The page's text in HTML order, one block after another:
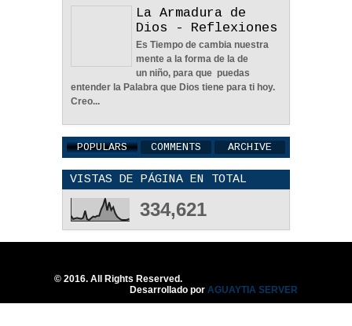
En Busca De La Pareja
Adecuada - Reflexión
2022 0
Una Familia Unida Es
Importante - Reflexión
12 May 2026 0
La Armadura de
Dios - Reflexiones
Es Tiempo de cambia nuestra
mente a la forma de la de
un niño, para que puedas
entender la Palabra que Dios tiene para ti hoy.
Creo...
POPULARS COMMENTS ARCHIVE
VISTAS DE PÁGINA EN TOTAL
334,621
© 2016. All Rights Reserved.
Desarrollado por AGUAYTIA SERVER